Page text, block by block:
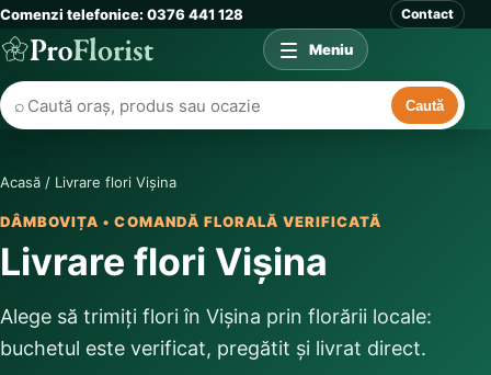
Comenzi telefonice: 0376 441 128 Contact
⌕ Caută
Meniu
Acasă / Livrare flori Vișina
DÂMBOVIȚA • COMANDĂ FLORALĂ VERIFICATĂ
Livrare flori Vișina
Alege să trimiți flori în Vișina prin florării locale:
buchetul este verificat, pregătit și livrat direct.